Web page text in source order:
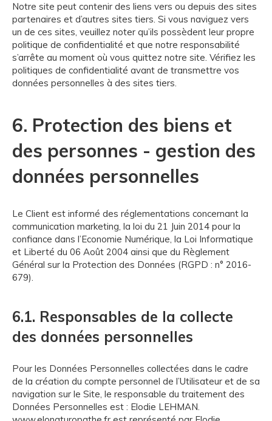
Notre site peut contenir des liens vers ou depuis des sites
partenaires et d’autres sites tiers. Si vous naviguez vers
un de ces sites, veuillez noter qu’ils possèdent leur propre
politique de confidentialité et que notre responsabilité
s’arrête au moment où vous quittez notre site. Vérifiez les
politiques de confidentialité avant de transmettre vos
données personnelles à des sites tiers.
6. Protection des biens et
des personnes - gestion des
données personnelles
Le Client est informé des réglementations concernant la
communication marketing, la loi du 21 Juin 2014 pour la
confiance dans l’Economie Numérique, la Loi Informatique
et Liberté du 06 Août 2004 ainsi que du Règlement
Général sur la Protection des Données (RGPD : n° 2016-
679).
6.1. Responsables de la collecte
des données personnelles
Pour les Données Personnelles collectées dans le cadre
de la création du compte personnel de l’Utilisateur et de sa
navigation sur le Site, le responsable du traitement des
Données Personnelles est : Elodie LEHMAN.